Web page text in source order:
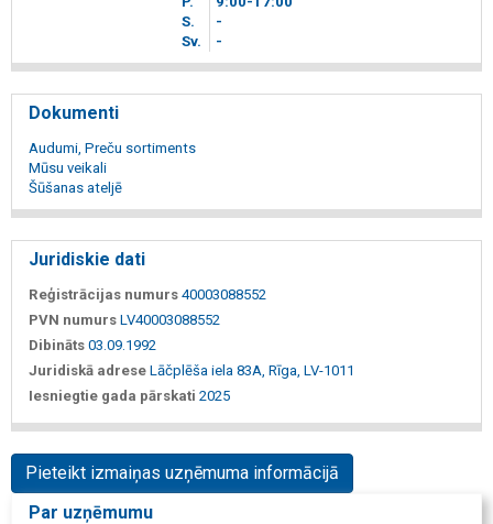
S.
-
Sv.
-
Dokumenti
Audumi, Preču sortiments
Mūsu veikali
Šūšanas ateljē
Juridiskie dati
Reģistrācijas numurs 40003088552
PVN numurs LV40003088552
Dibināts 03.09.1992
Juridiskā adrese Lāčplēša iela 83A, Rīga, LV-1011
Iesniegtie gada pārskati 2025
Pieteikt izmaiņas uzņēmuma informācijā
Par uzņēmumu